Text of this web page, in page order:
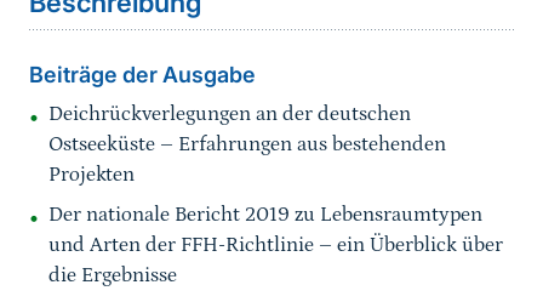
Beiträge der Ausgabe
Deichrückverlegungen an der deutschen
Ostseeküste – Erfahrungen aus bestehenden
Projekten
Der nationale Bericht 2019 zu Lebensraumtypen
und Arten der FFH-Richtlinie – ein Überblick über
die Ergebnisse